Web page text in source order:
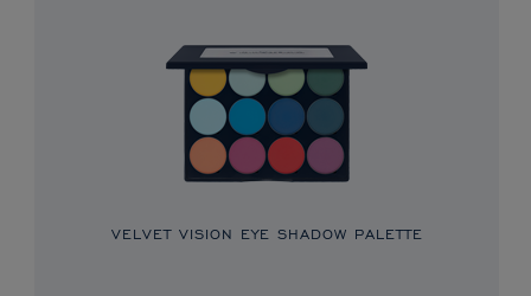
VELVET VISION EYE SHADOW PALETTE